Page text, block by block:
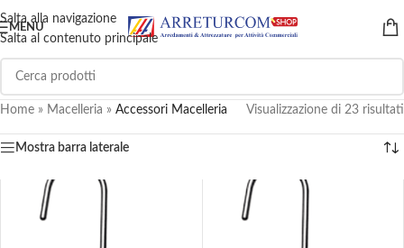
Salta alla navigazione
Salta al contenuto principale
MENU
Home » Macelleria » Accessori Macelleria Visualizzazione di 23 risultati
Mostra barra laterale